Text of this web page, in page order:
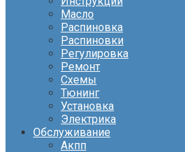
Масло
Распиновка
Распиновки
Регулировка
Ремонт
Схемы
Тюнинг
Установка
Электрика
Обслуживание
Акпп